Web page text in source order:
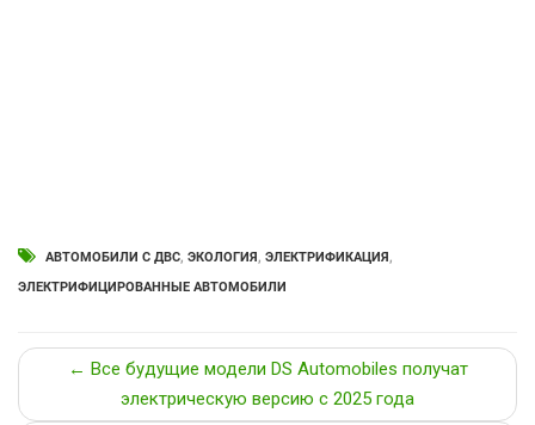
АВТОМОБИЛИ С ДВС, ЭКОЛОГИЯ, ЭЛЕКТРИФИКАЦИЯ,
ЭЛЕКТРИФИЦИРОВАННЫЕ АВТОМОБИЛИ
← Все будущие модели DS Automobiles получат
электрическую версию с 2025 года